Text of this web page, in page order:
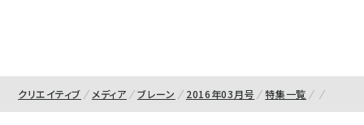
クリエイティブ メディア ブレーン 2016年03月号 特集一覧